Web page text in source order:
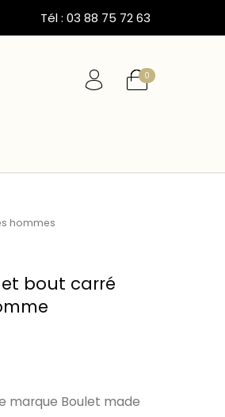
Tél : 03 88 75 72 63
0
hommes
bout carré
marque Boulet made